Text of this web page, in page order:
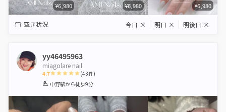
¥6,980 ¥6,980 ¥6,980
空き状況 今日 × 明日 × 明後日 ×
yy46495963
miagolare nail
4.7
1 2 3 4 5
(43件)
中野駅から徒歩9分